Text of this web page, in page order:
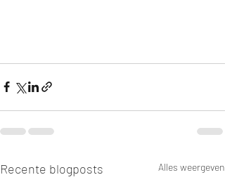
Recente blogposts Alles weergeven